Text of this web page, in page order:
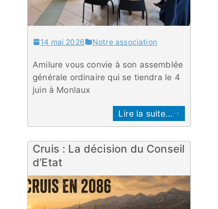
14 mai 2026 Notre association
Amilure vous convie à son assemblée
générale ordinaire qui se tiendra le 4
juin à Monlaux
Lire la suite...
Cruis : La décision du Conseil
d’Etat